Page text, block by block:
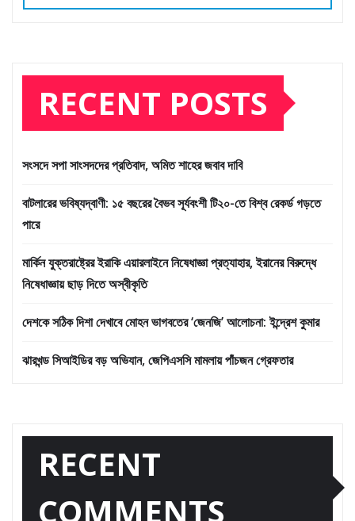
RECENT POSTS
সংসদে সপা সাংসদদের প্রতিবাদ, অমিত শাহের জবাব দাবি
বাটলারের ভবিষ্যদ্বাণী: ১৫ বছরের বৈভব সূর্যবংশী টি২০-তে বিশ্ব রেকর্ড গড়তে
পারে
মার্কিন যুক্তরাষ্ট্রের ইরাকি এয়ারলাইনে নিষেধাজ্ঞা প্রত্যাহার, ইরানের বিরুদ্ধে
নিষেধাজ্ঞায় ছাড় দিতে অস্বীকৃতি
দেশকে সঠিক দিশা দেখাবে মোহন ভাগবতের ‘জেনজি’ আলোচনা: ইন্দ্রেশ কুমার
ঝারখন্ড সিআইডির বড় অভিযান, জেপিএসসি মামলায় পাঁচজন গ্রেফতার
RECENT
COMMENTS